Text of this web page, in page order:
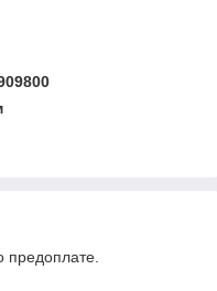
предоплате.